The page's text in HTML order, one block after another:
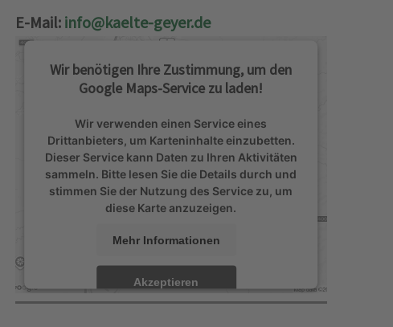
E-Mail: info@kaelte-geyer.de
Wir benötigen Ihre Zustimmung, um den
Google Maps-Service zu laden!
Wir verwenden einen Service eines
Drittanbieters, um Karteninhalte einzubetten.
Dieser Service kann Daten zu Ihren Aktivitäten
sammeln. Bitte lesen Sie die Details durch und
stimmen Sie der Nutzung des Service zu, um
diese Karte anzuzeigen.
Mehr Informationen
Akzeptieren